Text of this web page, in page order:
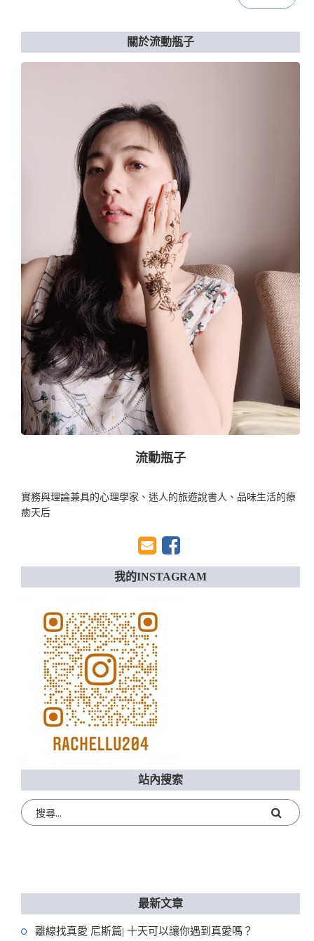
關於流動瓶子
流動瓶子
實務與理論兼具的心理學家、迷人的旅遊說書人、品味生活的療
癒天后
我的INSTAGRAM
站內搜索
最新文章
離線找真愛 尼斯篇| 十天可以讓你遇到真愛嗎？